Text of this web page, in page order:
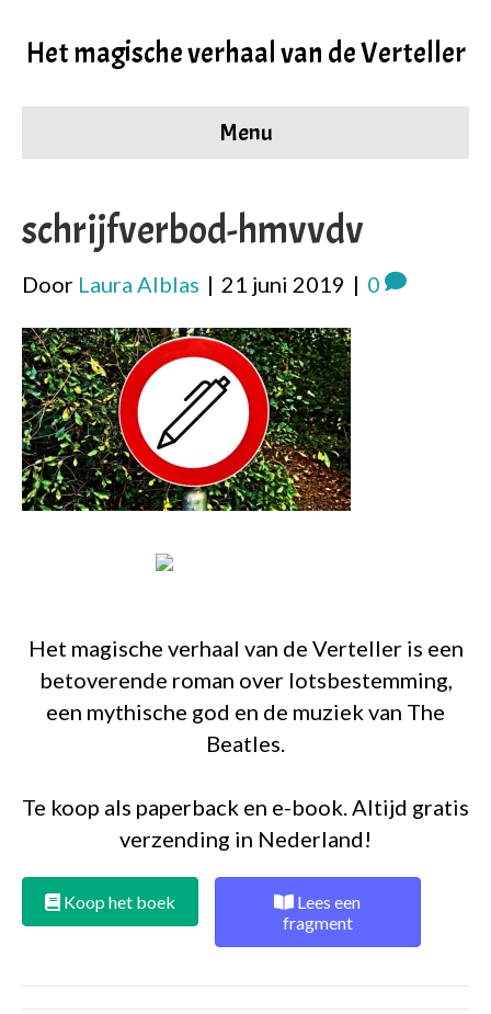
Het magische verhaal van de Verteller
Menu
schrijfverbod-hmvvdv
Door Laura Alblas | 21 juni 2019 | 0
Het magische verhaal van de Verteller is een
betoverende roman over lotsbestemming,
een mythische god en de muziek van The
Beatles.
Te koop als paperback en e-book. Altijd gratis
verzending in Nederland!
Koop het boek
Lees een
fragment